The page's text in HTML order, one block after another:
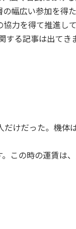
幅広い参加を得
力を得て推進して
する記事は出てき
けだった。機体
この時の運賃は